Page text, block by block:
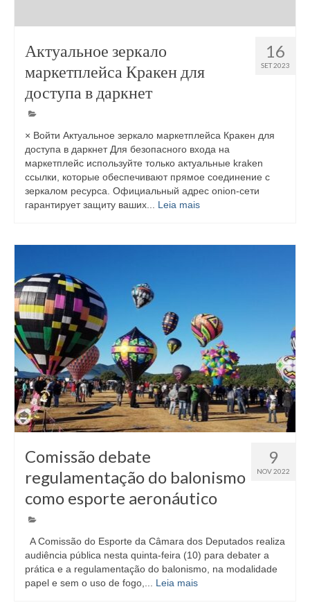
16
SET 2023
Актуальное зеркало
маркетплейса Кракен для
доступа в даркнет
× Войти Актуальное зеркало маркетплейса Кракен для
доступа в даркнет Для безопасного входа на
маркетплейс используйте только актуальные kraken
ссылки, которые обеспечивают прямое соединение с
зеркалом ресурса. Официальный адрес onion-сети
гарантирует защиту ваших... Leia mais
9
NOV 2022
Comissão debate
regulamentação do balonismo
como esporte aeronáutico
A Comissão do Esporte da Câmara dos Deputados realiza
audiência pública nesta quinta-feira (10) para debater a
prática e a regulamentação do balonismo, na modalidade
papel e sem o uso de fogo,... Leia mais